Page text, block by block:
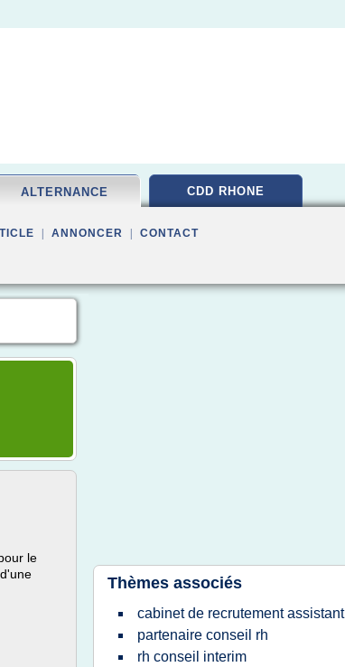
ALTERNANCE CDD RHONE
ANNONCER CONTACT
le
Thèmes associés
cabinet de recrutement assistant
partenaire conseil rh
rh conseil interim